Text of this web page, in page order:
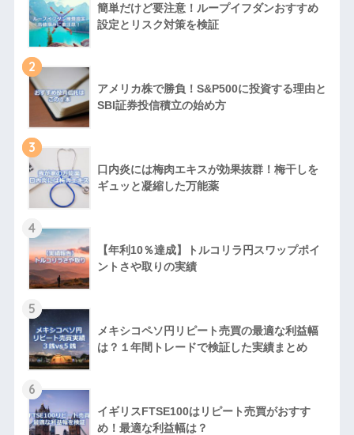
簡単だけど要注意！ループイフダンおすすめ
設定とリスク対策を検証
2
アメリカ株で勝負！S&P500に投資する理由と
SBI証券投信積立の始め方
3
口内炎には梅肉エキスが効果抜群！梅干しを
ギュッと凝縮した万能薬
4
【年利10％達成】トルコリラ円スワップポイ
ントさや取りの実績
5
メキシコペソ円リピート売買の最適な利益幅
は？１年間トレードで検証した実績まとめ
6
イギリスFTSE100はリピート売買がおすす
め！最適な利益幅は？